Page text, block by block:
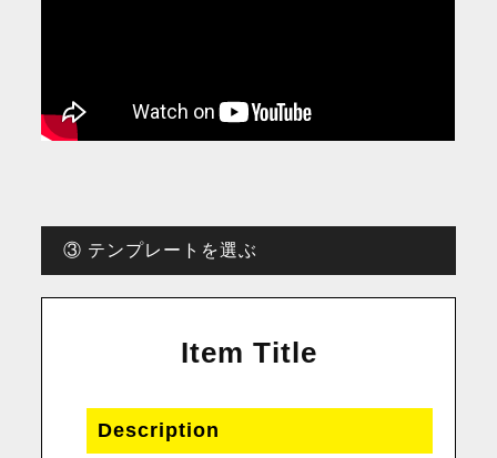
③ テンプレートを選ぶ
Item Title
Description